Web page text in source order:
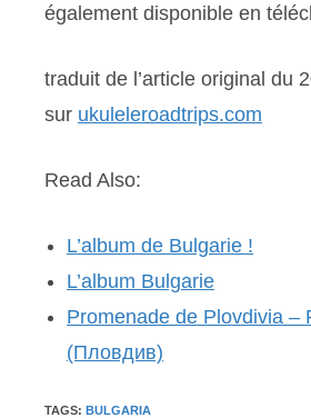
également disponible en
traduit de l’article original du
sur ukuleleroadtrips.com
Read Also:
L’album de Bulgarie !
L’album Bulgarie
Promenade de Plovdivia –
(Пловдив)
TAGS: BULGARIA